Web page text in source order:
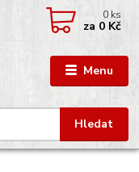
Menu
Hledat
0 ks
za 0 Kč